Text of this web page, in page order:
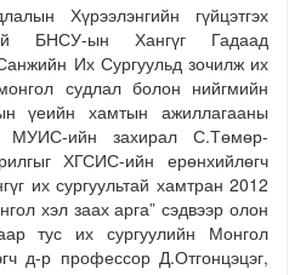
Хүрээлэнгийн гүйцэтгэх
БНСУ-ын Хангүг Гадаад
Их Сургуульд зочилж их
судлал болон нийгмийн
үеийн хамтын ажиллагааны
МУИС-ийн захирал С.Төмөр-
ХГСИС-ийн ерөнхийлөгч
их сургуультай хамтран 2012
хэл заах арга” сэдвээр олон
тус их сургуулийн Монгол
д-р профессор Д.Отгонцэцэг,